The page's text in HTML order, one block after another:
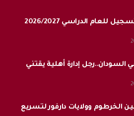
انطلاق التسجيل للعام الدراسي 2026/2027
السودان..رجل إدارة أهلية يقتني
الخرطوم وولايات دارفور لتسريع